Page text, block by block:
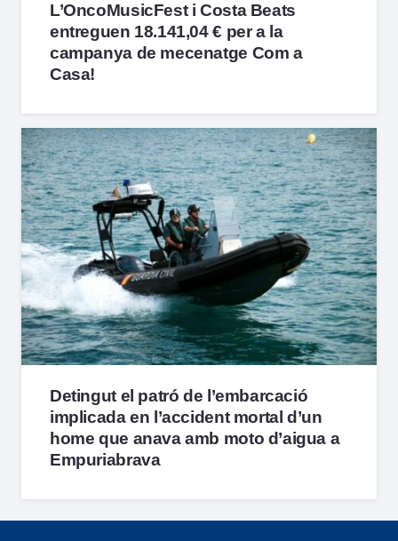
L’OncoMusicFest i Costa Beats
entreguen 18.141,04 € per a la
campanya de mecenatge Com a
Casa!
Detingut el patró de l’embarcació
implicada en l’accident mortal d’un
home que anava amb moto d’aigua a
Empuriabrava